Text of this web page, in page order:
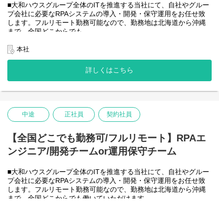
潤沢なリソースのもと、最上流から変革を進めていくことが可能
です。
＜詳細な業務例／基本的な技術仕様＞
ローコード開発プラットフォームを導入し、レガシー化した業務
基幹システムの改善などに取り組んでいます。
■大和ハウスグループ全体のITを推進する当社にて、自社やグルー
プ会社に必要なRPAシステムの導入・開発・保守運用をお任せ致
します。フルリモート勤務可能なので、勤務地は北海道から沖縄
まで、全国どこからでも
社後の勤務地は問いません。また、働く時間に制限もなく、月160
時間の勤務で、午前5時～22時までの間であれば、自由な時間に働
いていただけます。業務を途中で中断したり、働く時間を調整で
きるので、家事、育児、介護などとの両立も可能です。社員が仕
思っておりますのでフルフレックスです。
＜クライアントは大和ハウスグループ全体＞
名の
全てに関わるシステムを担っています。
出資は大和ハウス本体になりますが、売上好調かつDX推進の優先
潤沢なリソースのもと、最上流から変革を進めていくことが可能
です。
＜詳細な業務例／基本的な技術仕様＞
本社
詳しくはこちら
中途 正社員 契約社員
【全国どこでも勤務可/フルリモート】RPAエ
ンジニア/開発チームor運用保守チーム
■大和ハウスグループ全体のITを推進する当社にて、自社やグルー
プ会社に必要なRPAシステムの導入・開発・保守運用をお任せ致
します。フルリモート勤務可能なので、勤務地は北海道から沖縄
まで、全国どこからでも働いていただけます。